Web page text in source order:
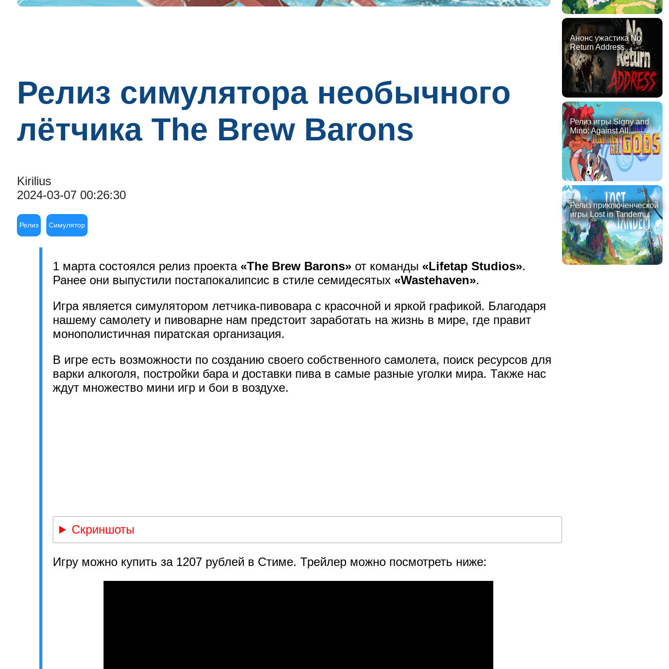
Релиз симулятора необычного
лётчика The Brew Barons
Kirilius
2024-03-07 00:26:30
Релиз Симулятор
1 марта состоялся релиз проекта «The Brew Barons» от команды «Lifetap Studios».
Ранее они выпустили постапокалипсис в стиле семидесятых «Wastehaven».
Игра является симулятором летчика-пивовара с красочной и яркой графикой. Благодаря
нашему самолету и пивоварне нам предстоит заработать на жизнь в мире, где правит
монополистичная пиратская организация.
В игре есть возможности по созданию своего собственного самолета, поиск ресурсов для
варки алкоголя, постройки бара и доставки пива в самые разные уголки мира. Также нас
ждут множество мини игр и бои в воздухе.
Скриншоты
Игру можно купить за 1207 рублей в Стиме. Трейлер можно посмотреть ниже:
Анонс ужастика No
Return Address...
Релиз игры Signy and
Mino: Against All...
Релиз приключенческой
игры Lost in Tandem...